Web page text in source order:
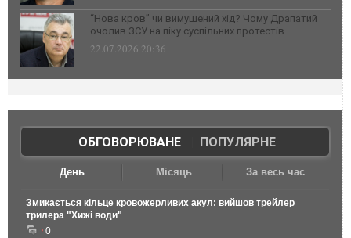
“Нова кров” чи вимушений хід? Чому Драпатий
очолив ЗСУ на піку суспільних протестів
22.07.2026 20:36
ОБГОВОРЮВАНЕ| ПОПУЛЯРНЕ
День Місяць За весь час
Змикається кільце кровожерливих акул: вийшов трейлер
трилера "Хижі води"
0